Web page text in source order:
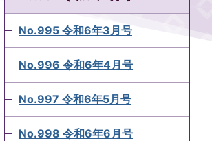
No.995 令和6年3月号
No.996 令和6年4月号
No.997 令和6年5月号
No.998 令和6年6月号